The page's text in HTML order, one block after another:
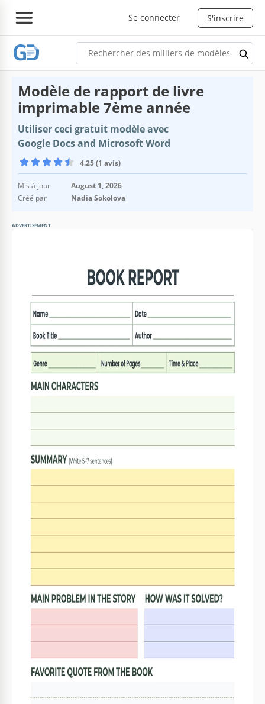
Se connecter S'inscrire
Modèle de rapport de livre
imprimable 7ème année
Utiliser ceci gratuit modèle avec
Google Docs and Microsoft Word
4.25 (1 avis)
Mis à jour
August 1, 2026
Créé par
Nadia Sokolova
ADVERTISEMENT